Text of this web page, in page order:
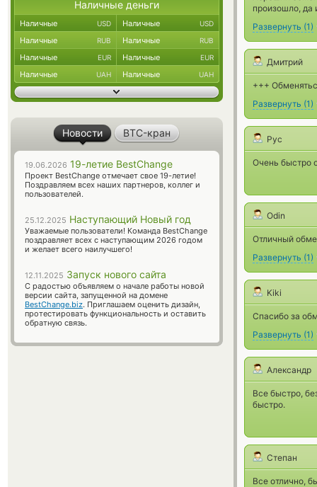
произошло, да
Развернуть (1)
Дмитрий
+++
Развернуть (1)
Рус
Очень быстро
Odin
Отличный
Развернуть (1)
Kiki
Спасибо за
Развернуть (1)
Александр
Все быстро,
быстро.
Степан
Все отлично,
Наличные деньги
Наличные USD Наличные USD
Наличные RUB Наличные RUB
Наличные EUR Наличные EUR
Наличные UAH Наличные UAH
Новости BTC-кран
19.06.2026 19-летие BestChange
Проект BestChange отмечает свое 19-летие!
Поздравляем всех наших партнеров, коллег и
пользователей.
25.12.2025 Наступающий Новый год
Уважаемые пользователи! Команда BestChange
поздравляет всех с наступающим 2026 годом
и желает всего наилучшего!
12.11.2025 Запуск нового сайта
С радостью объявляем о начале работы новой
версии сайта, запущенной на домене
BestChange.biz. Приглашаем оценить дизайн,
протестировать функциональность и оставить
обратную связь.